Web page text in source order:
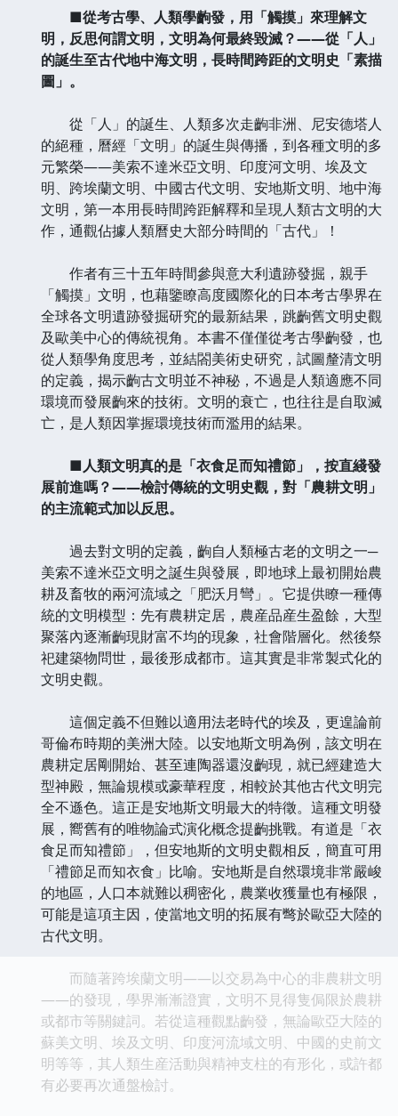
■從考古學、人類學齣發，用「觸摸」來理解文
明，反思何謂文明，文明為何最終毀滅？——從「人」
的誕生至古代地中海文明，長時間跨距的文明史「素描
圖」。
從「人」的誕生、人類多次走齣非洲、尼安德塔人
的絕種，曆經「文明」的誕生與傳播，到各種文明的多
元繁榮——美索不達米亞文明、印度河文明、埃及文
明、跨埃蘭文明、中國古代文明、安地斯文明、地中海
文明，第一本用長時間跨距解釋和呈現人類古文明的大
作，通觀佔據人類曆史大部分時間的「古代」！
作者有三十五年時間參與意大利遺跡發掘，親手
「觸摸」文明，也藉鑒瞭高度國際化的日本考古學界在
全球各文明遺跡發掘研究的最新結果，跳齣舊文明史觀
及歐美中心的傳統視角。本書不僅僅從考古學齣發，也
從人類學角度思考，並結閤美術史研究，試圖釐清文明
的定義，揭示齣古文明並不神秘，不過是人類適應不同
環境而發展齣來的技術。文明的衰亡，也往往是自取滅
亡，是人類因掌握環境技術而濫用的結果。
■人類文明真的是「衣食足而知禮節」，按直綫發
展前進嗎？——檢討傳統的文明史觀，對「農耕文明」
的主流範式加以反思。
過去對文明的定義，齣自人類極古老的文明之一─
美索不達米亞文明之誕生與發展，即地球上最初開始農
耕及畜牧的兩河流域之「肥沃月彎」。它提供瞭一種傳
統的文明模型：先有農耕定居，農産品産生盈餘，大型
聚落內逐漸齣現財富不均的現象，社會階層化。然後祭
祀建築物問世，最後形成都市。這其實是非常製式化的
文明史觀。
這個定義不但難以適用法老時代的埃及，更遑論前
哥倫布時期的美洲大陸。以安地斯文明為例，該文明在
農耕定居剛開始、甚至連陶器還沒齣現，就已經建造大
型神殿，無論規模或豪華程度，相較於其他古代文明完
全不遜色。這正是安地斯文明最大的特徵。這種文明發
展，嚮舊有的唯物論式演化概念提齣挑戰。有道是「衣
食足而知禮節」，但安地斯的文明史觀相反，簡直可用
「禮節足而知衣食」比喻。安地斯是自然環境非常嚴峻
的地區，人口本就難以稠密化，農業收獲量也有極限，
可能是這項主因，使當地文明的拓展有彆於歐亞大陸的
古代文明。
而隨著跨埃蘭文明——以交易為中心的非農耕文明
——的發現，學界漸漸證實，文明不見得隻侷限於農耕
或都市等關鍵詞。若從這種觀點齣發，無論歐亞大陸的
蘇美文明、埃及文明、印度河流域文明、中國的史前文
明等等，其人類生産活動與精神支柱的有形化，或許都
有必要再次通盤檢討。